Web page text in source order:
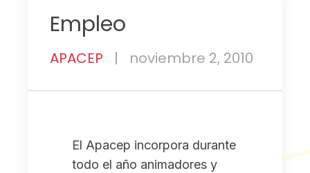
Empleo
APACEP | noviembre 2, 2010
El Apacep incorpora durante
todo el año animadores y